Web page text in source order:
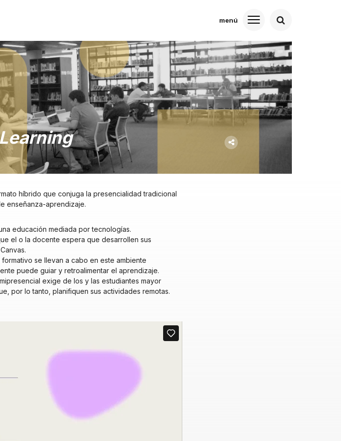
híbrido que conjuga la presencialidad tradicional
enseñanza-aprendizaje.
educación mediada por tecnologías.
el o la docente espera que desarrollen sus
se llevan a cabo en este ambiente
puede guiar y retroalimentar el aprendizaje.
exige de los y las estudiantes mayor
por lo tanto, planifiquen sus actividades remotas.